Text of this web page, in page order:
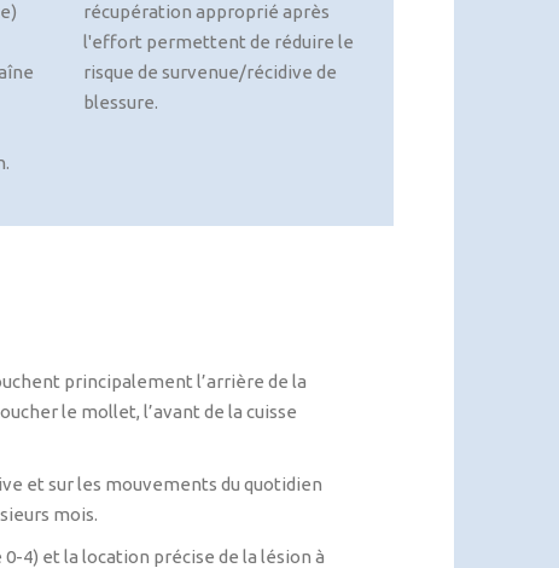
récupération approprié après
l'effort permettent de réduire le
risque de survenue/récidive de
blessure.
principalement l’arrière de la
le mollet, l’avant de la cuisse
et sur les mouvements du quotidien
mois.
4) et la location précise de la lésion à